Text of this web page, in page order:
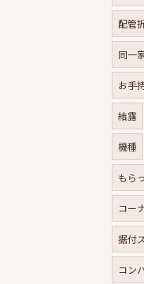
配管
同一
お手
結露
機種
もら
コー
据付
コン